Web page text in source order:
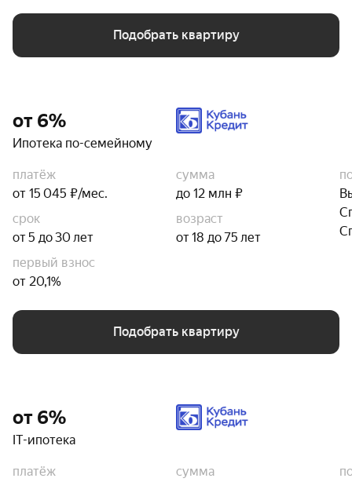
Подобрать квартиру
от 6%
Ипотека по-семейному
платёж
от 15 045 ₽/мес.
сумма
до 12 млн ₽
срок
от 5 до 30 лет
возраст
от 18 до 75 лет
первый взнос
от 20,1%
Подобрать квартиру
от 6%
IT-ипотека
платёж
сумма